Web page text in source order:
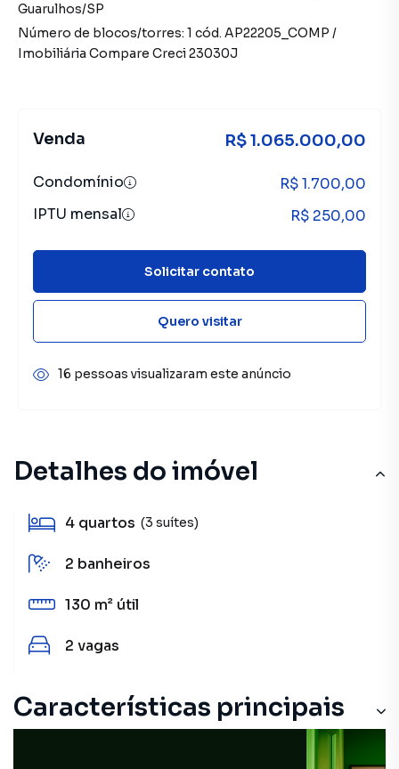
Detalhes do imóvel
4 quartos (3 suítes)
2 banheiros
130 m² útil
2 vagas
Características principais
Guarulhos/SP
Número de blocos/torres: 1 cód. AP22205_COMP /
Imobiliária Compare Creci23030J
Venda R$ 1.065.000,00
Condomínio
R$ 1.700,00
IPTU mensal
R$ 250,00
Solicitar contato
Quero visitar
16 pessoas visualizaram este anúncio